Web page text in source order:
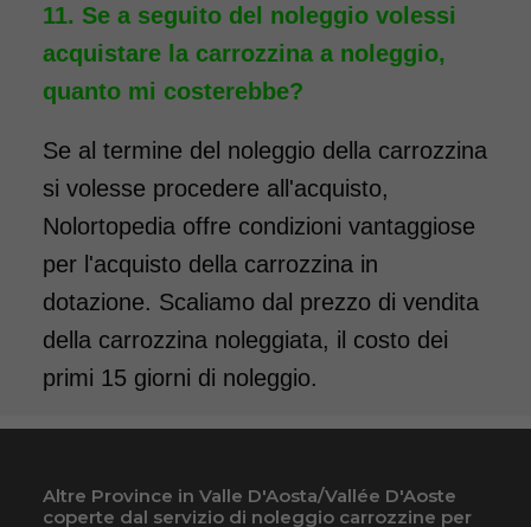
informazioni!
COSTO NOLEGGIO
da 89,00€
SCHEDA COMPLETA
Noleggio Carrozzina
pieghevole per bambini e
ragazzi - Seduta 40 cm
Se a seguito del noleggio volessi
acquistare la carrozzina a noleggio,
quanto mi costerebbe?
Se al termine del noleggio della carrozzina
si volesse procedere all'acquisto,
Nolortopedia offre condizioni vantaggiose
per l'acquisto della carrozzina in
dotazione. Scaliamo dal prezzo di vendita
della carrozzina noleggiata, il costo dei
primi 15 giorni di noleggio.
Altre Province in Valle D'Aosta/Vallée D'Aoste
coperte dal servizio di noleggio carrozzine per